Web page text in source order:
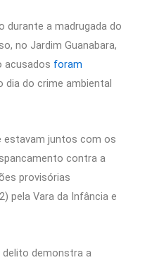
durante a madrugada do
no Jardim Guanabara,
acusados foram
dia do crime ambiental
estavam juntos com os
contra a
provisórias
pela Vara da Infância e
delito demonstra a